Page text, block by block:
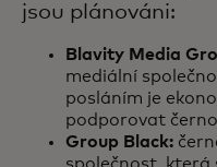
jsou plánováni:
Blavity Media
mediální
posláním je
podporovat
Group Black: